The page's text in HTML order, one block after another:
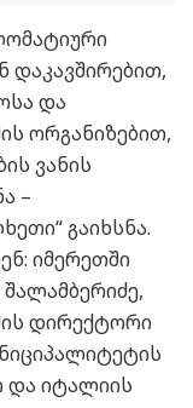
დაკავშირებით,
და
ორგანიზებით,
ვანის
–
გაიხსნა.
იმერეთში
დირექტორი
და იტალიის